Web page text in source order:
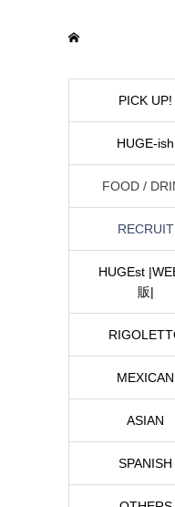
PICK UP!
HUGE-ish
FOOD /
RECRUIT
HUGEst
販|
MEXICAN
ASIAN
SPANISH